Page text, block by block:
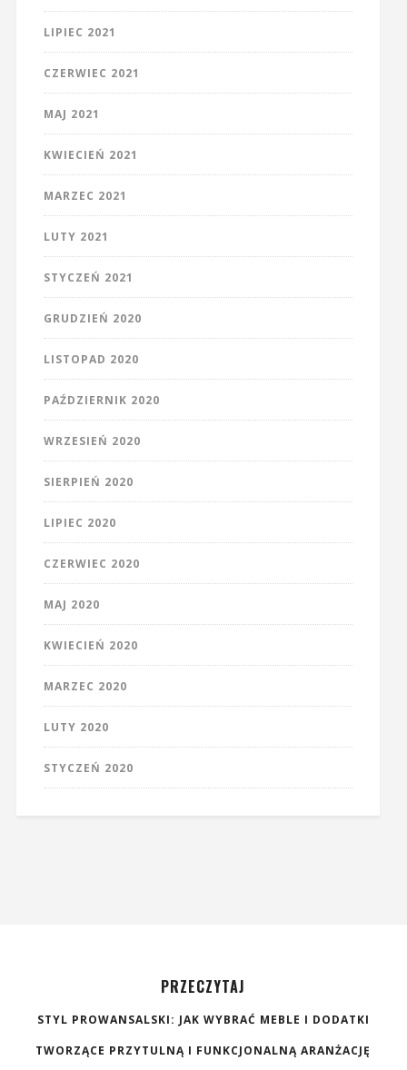
LIPIEC 2021
CZERWIEC 2021
MAJ 2021
KWIECIEŃ 2021
MARZEC 2021
LUTY 2021
STYCZEŃ 2021
GRUDZIEŃ 2020
LISTOPAD 2020
PAŹDZIERNIK 2020
WRZESIEŃ 2020
SIERPIEŃ 2020
LIPIEC 2020
CZERWIEC 2020
MAJ 2020
KWIECIEŃ 2020
MARZEC 2020
LUTY 2020
STYCZEŃ 2020
PRZECZYTAJ
STYL PROWANSALSKI: JAK WYBRAĆ MEBLE I DODATKI
TWORZĄCE PRZYTULNĄ I FUNKCJONALNĄ ARANŻACJĘ